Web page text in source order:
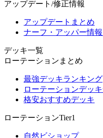
アップデート/修正情報
アップデートまとめ
ナーフ・アッパー情
デッキ一覧
ローテーションまとめ
最強デッキランキング
ローテーションデッ
格安おすすめデッキ
ローテーションTier1
自然ビショップ